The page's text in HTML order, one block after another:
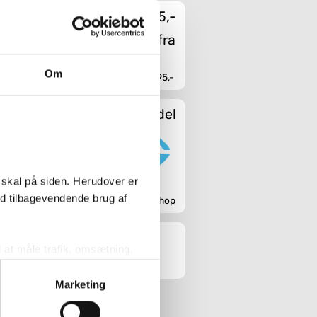
Om
på siden. Herudover er
tilbagevendende brug af
Marketing
Fragt fra 45,-
Fri fragt fra 4.995,-
Sikker handel
Godkendt webshop